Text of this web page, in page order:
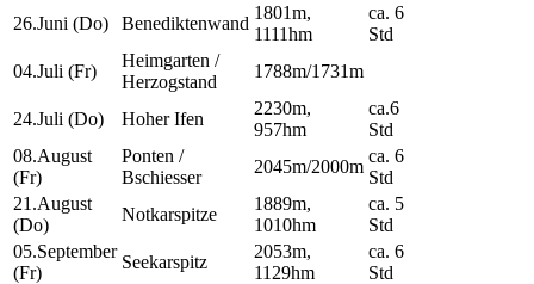
26.Juni (Do)
Benediktenwand
1801m,
1111hm
ca. 6
Std
04.Juli (Fr)
Heimgarten /
Herzogstand
1788m/1731m
24.Juli (Do) Hoher Ifen
2230m,
957hm
ca.6
Std
08.August
(Fr)
Ponten /
Bschiesser
2045m/2000m
ca. 6
Std
21.August
(Do)
Notkarspitze
1889m,
1010hm
ca. 5
Std
05.September
(Fr)
Seekarspitz
2053m,
1129hm
ca. 6
Std